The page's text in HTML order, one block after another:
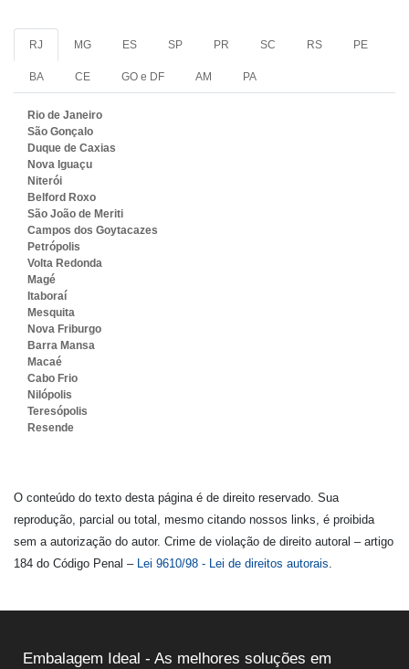
RJ MG ES SP PR SC RS PE
BA CE GO e DF AM PA
Rio de Janeiro
São Gonçalo
Duque de Caxias
Nova Iguaçu
Niterói
Belford Roxo
São João de Meriti
Campos dos Goytacazes
Petrópolis
Volta Redonda
Magé
Itaboraí
Mesquita
Nova Friburgo
Barra Mansa
Macaé
Cabo Frio
Nilópolis
Teresópolis
Resende
O conteúdo do texto desta página é de direito reservado. Sua
reprodução, parcial ou total, mesmo citando nossos links, é proibida
sem a autorização do autor. Crime de violação de direito autoral – artigo
184 do Código Penal – Lei 9610/98 - Lei de direitos autorais.
Embalagem Ideal - As melhores soluções em